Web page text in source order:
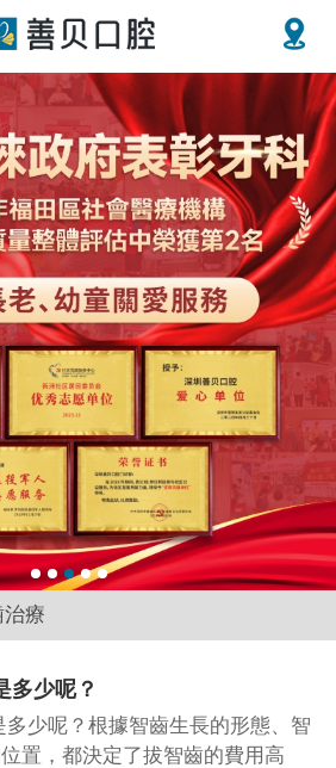
治療
多少呢？
少呢？根據智齒生長的形態、智
置，都決定了拔智齒的費用高